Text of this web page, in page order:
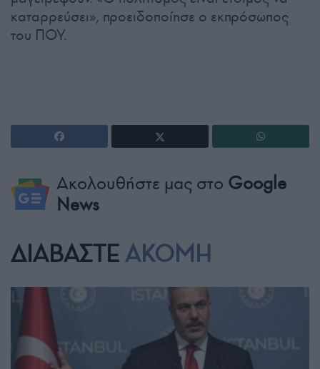
καταρρεύσει», προειδοποίησε ο εκπρόσωπος
του ΠΟΥ.
Ακολουθήστε μας στο Google
News
ΔΙΑΒΑΣΤΕ ΑΚΟΜΗ